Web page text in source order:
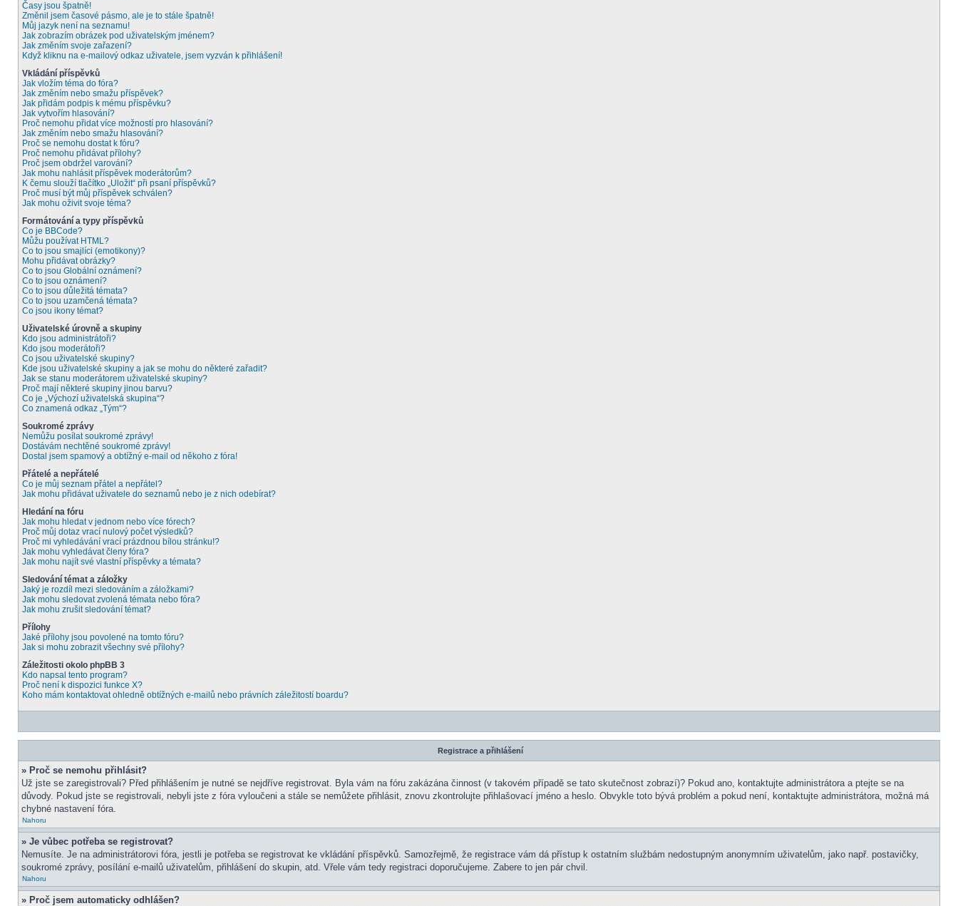
Časy jsou špatně!
Změnil jsem časové pásmo, ale je to stále špatně!
Můj jazyk není na seznamu!
Jak zobrazím obrázek pod uživatelským jménem?
Jak změním svoje zařazení?
Když kliknu na e-mailový odkaz uživatele, jsem vyzván k přihlášení!
Vkládání příspěvků
Jak vložím téma do fóra?
Jak změním nebo smažu příspěvek?
Jak přidám podpis k mému příspěvku?
Jak vytvořím hlasování?
Proč nemohu přidat více možností pro hlasování?
Jak změním nebo smažu hlasování?
Proč se nemohu dostat k fóru?
Proč nemohu přidávat přílohy?
Proč jsem obdržel varování?
Jak mohu nahlásit příspěvek moderátorům?
K čemu slouží tlačítko „Uložit“ při psaní příspěvků?
Proč musí být můj příspěvek schválen?
Jak mohu oživit svoje téma?
Formátování a typy příspěvků
Co je BBCode?
Můžu používat HTML?
Co to jsou smajlíci (emotikony)?
Mohu přidávat obrázky?
Co to jsou Globální oznámení?
Co to jsou oznámení?
Co to jsou důležitá témata?
Co to jsou uzamčená témata?
Co jsou ikony témat?
Uživatelské úrovně a skupiny
Kdo jsou administrátoři?
Kdo jsou moderátoři?
Co jsou uživatelské skupiny?
Kde jsou uživatelské skupiny a jak se mohu do některé zařadit?
Jak se stanu moderátorem uživatelské skupiny?
Proč mají některé skupiny jinou barvu?
Co je „Výchozí uživatelská skupina“?
Co znamená odkaz „Tým“?
Soukromé zprávy
Nemůžu posílat soukromé zprávy!
Dostávám nechtěné soukromé zprávy!
Dostal jsem spamový a obtížný e-mail od někoho z fóra!
Přátelé a nepřátelé
Co je můj seznam přátel a nepřátel?
Jak mohu přidávat uživatele do seznamů nebo je z nich odebírat?
Hledání na fóru
Jak mohu hledat v jednom nebo více fórech?
Proč můj dotaz vrací nulový počet výsledků?
Proč mi vyhledávání vrací prázdnou bílou stránku!?
Jak mohu vyhledávat členy fóra?
Jak mohu najít své vlastní příspěvky a témata?
Sledování témat a záložky
Jaký je rozdíl mezi sledováním a záložkami?
Jak mohu sledovat zvolená témata nebo fóra?
Jak mohu zrušit sledování témat?
Přílohy
Jaké přílohy jsou povolené na tomto fóru?
Jak si mohu zobrazit všechny své přílohy?
Záležitosti okolo phpBB 3
Kdo napsal tento program?
Proč není k dispozici funkce X?
Koho mám kontaktovat ohledně obtížných e-mailů nebo právních záležitostí boardu?
Registrace a přihlášení
» Proč se nemohu přihlásit?
Už jste se zaregistrovali? Před přihlášením je nutné se nejdříve registrovat. Byla vám na fóru zakázána činnost (v takovém případě se tato skutečnost zobrazí)? Pokud ano, kontaktujte administrátora a ptejte se na
důvody. Pokud jste se registrovali, nebyli jste z fóra vyloučeni a stále se nemůžete přihlásit, znovu zkontrolujte přihlašovací jméno a heslo. Obvykle toto bývá problém a pokud není, kontaktujte administrátora, možná má
chybné nastavení fóra.
Nahoru
» Je vůbec potřeba se registrovat?
Nemusíte. Je na administrátorovi fóra, jestli je potřeba se registrovat ke vkládání příspěvků. Samozřejmě, že registrace vám dá přístup k ostatním službám nedostupným anonymním uživatelům, jako např. postavičky,
soukromé zprávy, posílání e-mailů uživatelům, přihlášení do skupin, atd. Vřele vám tedy registraci doporučujeme. Zabere to jen pár chvil.
Nahoru
» Proč jsem automaticky odhlášen?